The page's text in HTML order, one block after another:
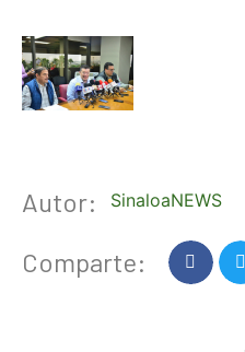
Autor: SinaloaNEWS
Comparte: